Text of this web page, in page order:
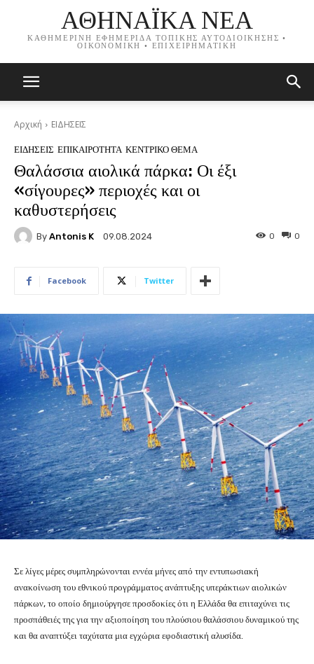
ΑΘΗΝΑΪΚΑ ΝΕΑ
ΚΑΘΗΜΕΡΙΝΗ ΕΦΗΜΕΡΙΔΑ ΤΟΠΙΚΗΣ ΑΥΤΟΔΙΟΙΚΗΣΗΣ •
ΟΙΚΟΝΟΜΙΚΗ • ΕΠΙΧΕΙΡΗΜΑΤΙΚΗ
Αρχική ΕΙΔΗΣΕΙΣ
ΕΙΔΗΣΕΙΣ ΕΠΙΚΑΙΡΟΤΗΤΑ ΚΕΝΤΡΙΚΟ ΘΕΜΑ
Θαλάσσια αιολικά πάρκα: Οι έξι
«σίγουρες» περιοχές και οι
καθυστερήσεις
By Antonis K 09.08.2024 0
0
Facebook Twitter
Σε λίγες μέρες συμπληρώνονται εννέα μήνες από την εντυπωσιακή
ανακοίνωση του εθνικού προγράμματος ανάπτυξης υπεράκτιων αιολικών
πάρκων, το οποίο δημιούργησε προσδοκίες ότι η Ελλάδα θα επιταχύνει τις
προσπάθειές της για την αξιοποίηση του πλούσιου θαλάσσιου δυναμικού της
και θα αναπτύξει ταχύτατα μια εγχώρια εφοδιαστική αλυσίδα.